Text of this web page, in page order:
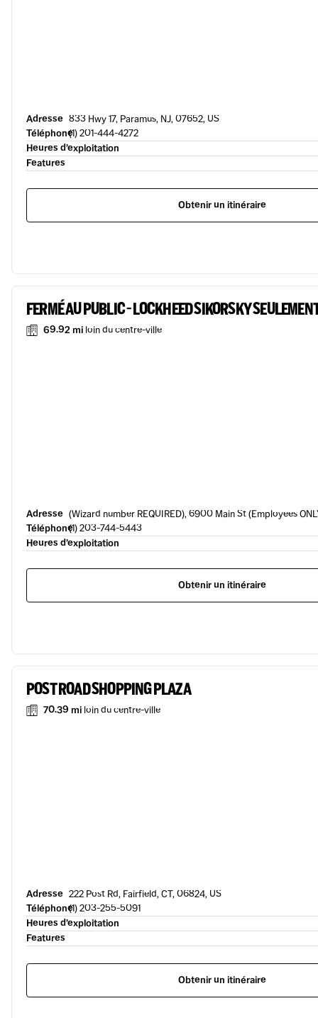
Adresse 833 Hwy 17, Paramus, NJ, 07652, US
Téléphone(1) 201-444-4272
Heures d’exploitation
Features
Obtenir un itinéraire
FERMÉ AU PUBLIC - LOCKHEED SIKORSKY
69.92 mi loin du centre-ville
Adresse (Wizard number REQUIRED), 6900 Main St (Employees
Téléphone(1) 203-744-5443
Heures d’exploitation
Obtenir un itinéraire
POST ROAD SHOPPING PLAZA
70.39 mi loin du centre-ville
Adresse 222 Post Rd, Fairfield, CT, 06824, US
Téléphone(1) 203-255-5091
Heures d’exploitation
Features
Obtenir un itinéraire